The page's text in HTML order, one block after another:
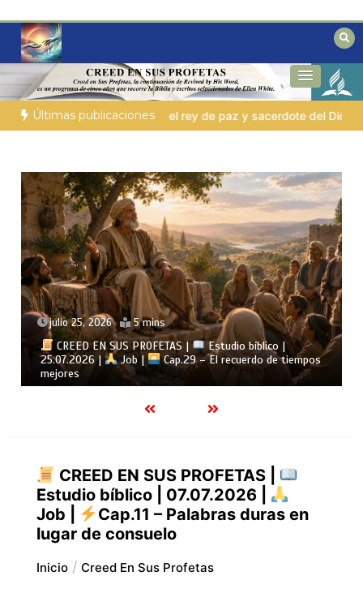
contenido
Fe para Hoy
Reflexiones bíblicas para personas en
búsqueda
Últimas publicaciones
Altísimo LA PERSONA BÍBLICA DEL DÍA | 03.08.2026 |
julio 24, 2026 4 mins
CREED EN SUS PROFETAS |
Estudio bíblico |
24.07.2026 |
Job | Cap.28 – La verdadera sabiduría
CREED EN SUS PROFETAS |
Estudio bíblico | 07.07.2026 |
Job |
Cap.11 – Palabras duras en
lugar de consuelo
Inicio Creed En Sus Profetas